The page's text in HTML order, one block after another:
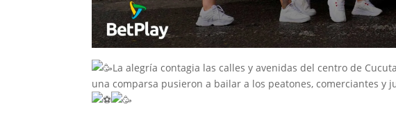
La alegría contagia las calles y avenidas del centro de
una comparsa pusieron a bailar a los peatones, comerciantes y